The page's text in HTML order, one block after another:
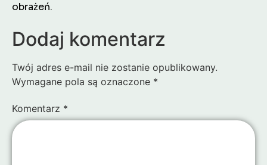
obrażeń.
Dodaj komentarz
Twój adres e-mail nie zostanie opublikowany.
Wymagane pola są oznaczone *
Komentarz *